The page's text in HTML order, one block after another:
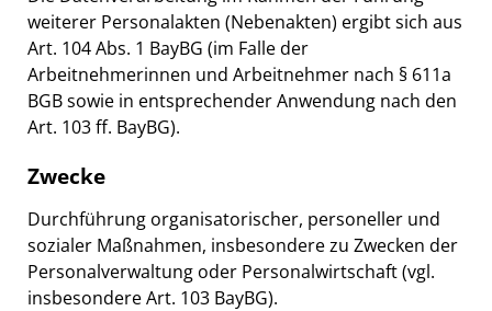
weiterer Personalakten (Nebenakten) ergibt sich aus
Art. 104 Abs. 1 BayBG (im Falle der
Arbeitnehmerinnen und Arbeitnehmer nach § 611a
BGB sowie in entsprechender Anwendung nach den
Art. 103 ff. BayBG).
Zwecke
Durchführung organisatorischer, personeller und
sozialer Maßnahmen, insbesondere zu Zwecken der
Personalverwaltung oder Personalwirtschaft (vgl.
insbesondere Art. 103 BayBG).